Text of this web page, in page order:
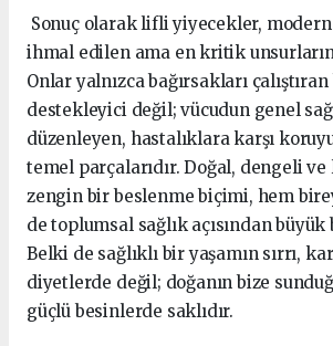
Sonuç olarak lifli yiyecekler,
ihmal edilen ama en kritik
Onlar yalnızca bağırsakları
destekleyici değil; vücudun genel
düzenleyen, hastalıklara karşı
temel parçalarıdır. Doğal, dengeli ve
zengin bir beslenme biçimi, hem
de toplumsal sağlık açısından büyük
Belki de sağlıklı bir yaşamın sırrı,
diyetlerde değil; doğanın bize
güçlü besinlerde saklıdır.